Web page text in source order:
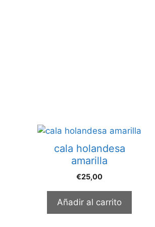
cala holandesa
amarilla
€25,00
Añadir al carrito